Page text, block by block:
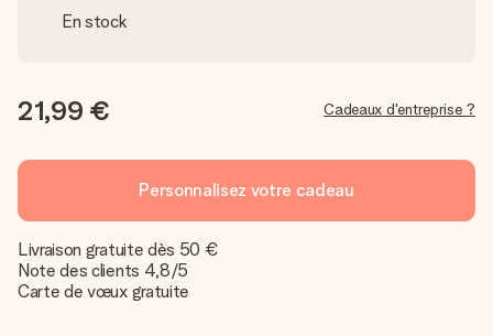
En stock
21,99 € Cadeaux d'entreprise ?
Personnalisez votre cadeau
Livraison gratuite dès 50 €
Note des clients 4,8/5
Carte de vœux gratuite